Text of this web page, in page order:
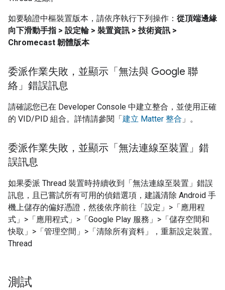
如要驗證中樞裝置版本，請依序執行下列操作： 從頂端邊緣
向下滑動手指 > 設定輪 > 裝置資訊 > 技術資訊 >
Chromecast 韌體版本
委派作業失敗，並顯示「無法與 Google 聯
絡」錯誤訊息
請確認您已在 Developer Console 中建立整合，並使用正確
的 VID/PID 組合。詳情請參閱「建立 Matter 整合 」。
委派作業失敗，並顯示「無法連線至裝置」錯
誤訊息
如果委派 Thread 裝置時持續收到「無法連線至裝置」錯誤
訊息，且已嘗試所有可用的偵錯選項，建議清除 Android 手
機上儲存的偏好憑證，然後依序前往「設定」>「應用程
式」>「應用程式」>「Google Play 服務」>「儲存空間和
快取」>「管理空間」>「清除所有資料」
，重新設定裝置。
Thread
測試